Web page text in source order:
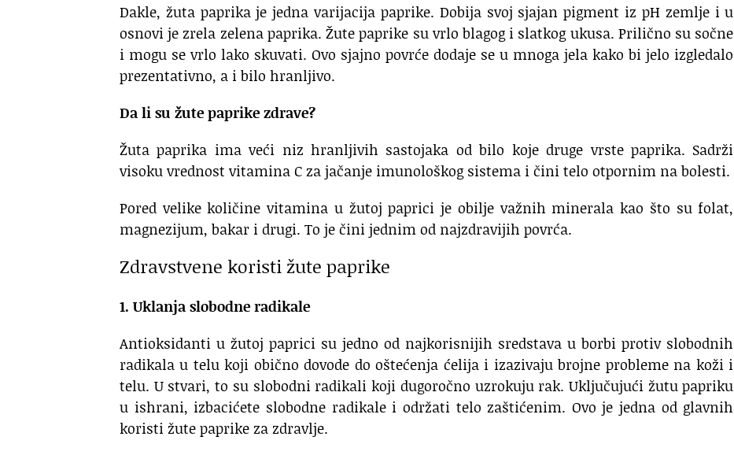
Dakle, žuta paprika je jedna varijacija paprike. Dobija svoj sjajan pigment iz pH zemlje i u
osnovi je zrela zelena paprika. Žute paprike su vrlo blagog i slatkog ukusa. Prilično su sočne
i mogu se vrlo lako skuvati. Ovo sjajno povrće dodaje se u mnoga jela kako bi jelo izgledalo
prezentativno, a i bilo hranljivo.
Da li su žute paprike zdrave?
Žuta paprika ima veći niz hranljivih sastojaka od bilo koje druge vrste paprika. Sadrži
visoku vrednost vitamina C za jačanje imunološkog sistema i čini telo otpornim na bolesti.
Pored velike količine vitamina u žutoj paprici je obilje važnih minerala kao što su folat,
magnezijum, bakar i drugi. To je čini jednim od najzdravijih povrća.
Zdravstvene koristi žute paprike
1. Uklanja slobodne radikale
Antioksidanti u žutoj paprici su jedno od najkorisnijih sredstava u borbi protiv slobodnih
radikala u telu koji obično dovode do oštećenja ćelija i izazivaju brojne probleme na koži i
telu. U stvari, to su slobodni radikali koji dugoročno uzrokuju rak. Uključujući žutu papriku
u ishrani, izbacićete slobodne radikale i održati telo zaštićenim. Ovo je jedna od glavnih
koristi žute paprike za zdravlje.